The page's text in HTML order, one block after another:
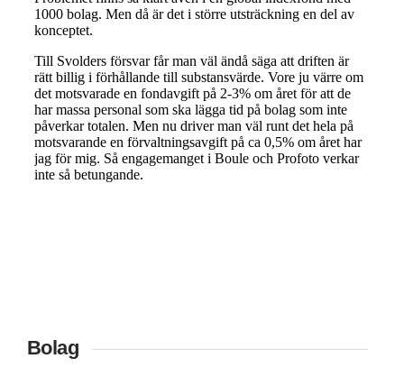
Bolag